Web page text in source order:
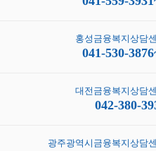
홍성금융복지상담
041-530-
대전금융복지상담
042-380-
광주광역시금융복지상담